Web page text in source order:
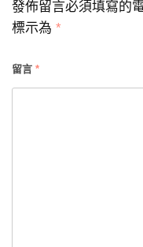
覽
發佈留言必須填寫的
標示為 *
留言 *